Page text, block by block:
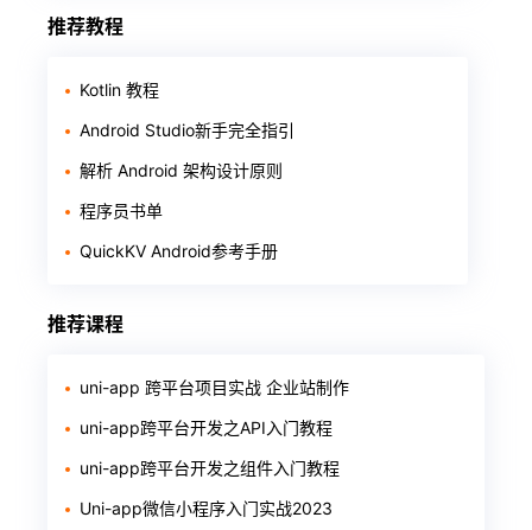
推荐教程
Kotlin 教程
Android Studio新手完全指引
解析 Android 架构设计原则
程序员书单
QuickKV Android参考手册
推荐课程
uni-app 跨平台项目实战 企业站制作
uni-app跨平台开发之API入门教程
uni-app跨平台开发之组件入门教程
Uni-app微信小程序入门实战2023